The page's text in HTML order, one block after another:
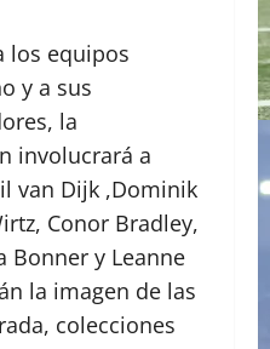
los equipos
y a sus
la
involucrará a
van Dijk ,Dominik
Conor Bradley,
Bonner y Leanne
la imagen de las
colecciones